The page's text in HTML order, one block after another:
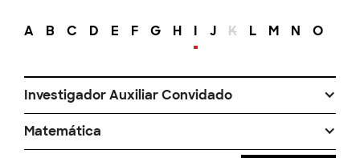
A B C D E F G H I J K L M N O
Investigador Auxiliar Convidado
Matemática